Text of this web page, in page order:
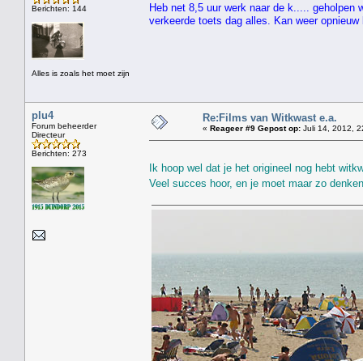
Berichten: 144
Alles is zoals het moet zijn
Heb net 8,5 uur werk naar de k.....
verkeerde toets dag alles. Kan weer
plu4
Forum beheerder
Directeur
Berichten: 273
Re:Films van Witkwast e.a.
« Reageer #9 Gepost op: Juli 14, 2012,
Ik hoop wel dat je het origineel nog hebt
Veel succes hoor, en je moet maar zo